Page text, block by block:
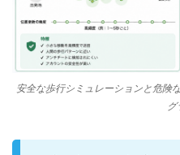
安全な歩行シミュレーションと危険
グ